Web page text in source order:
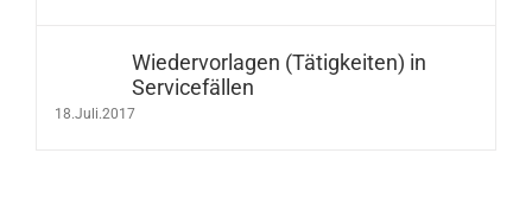
Wiedervorlagen (Tätigkeiten) in
Servicefällen
18.Juli.2017